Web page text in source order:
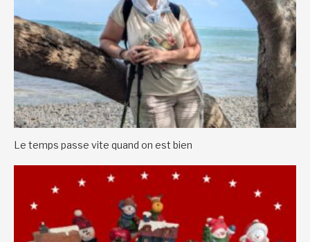
Le temps passe vite quand on est bien